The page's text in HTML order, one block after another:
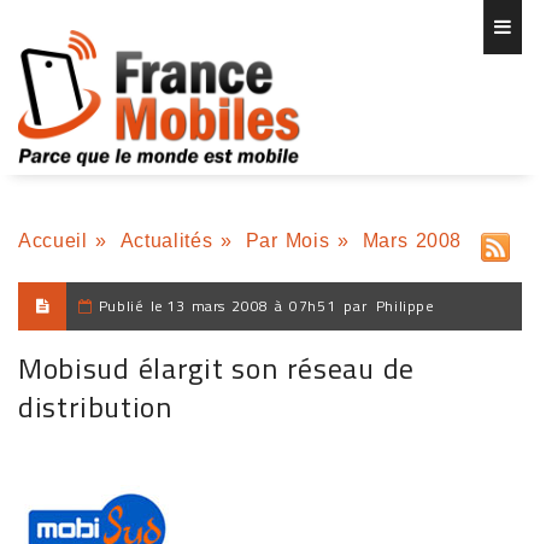
Accueil » Actualités » Par Mois » Mars 2008
Publié le 13 mars 2008 à 07h51 par Philippe
Mobisud élargit son réseau de
distribution